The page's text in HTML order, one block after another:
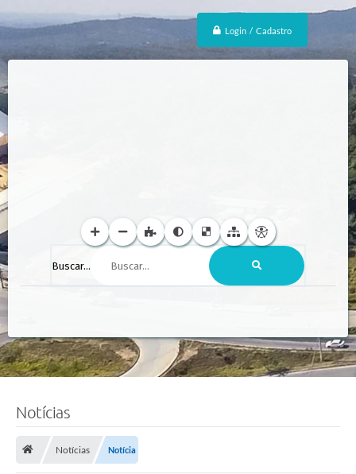
Login / Cadastro
Buscar...
Notícias
Notícias Notícia